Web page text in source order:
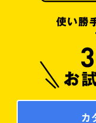
カ